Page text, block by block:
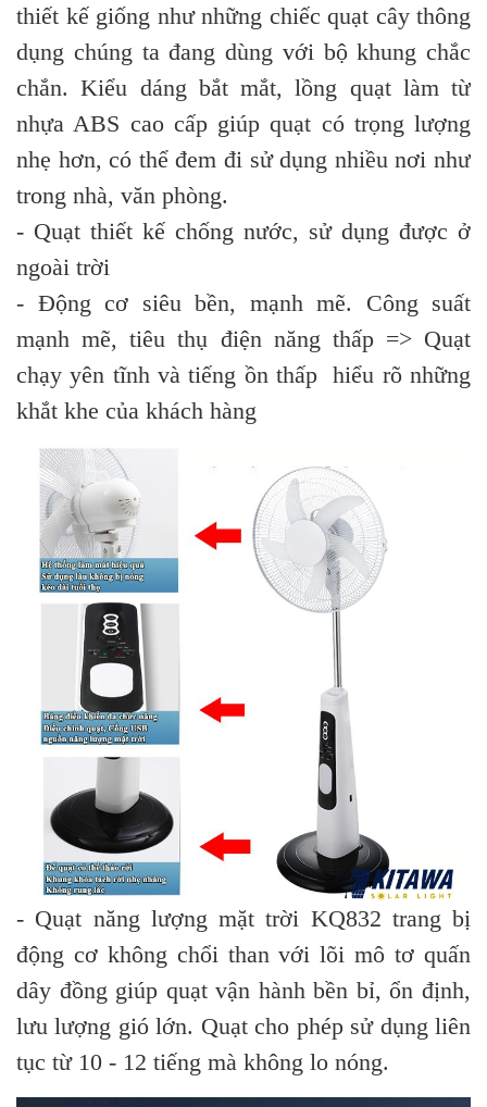
thiết kế giống như những chiếc quạt cây thông
dụng chúng ta đang dùng với bộ khung chắc
chắn. Kiểu dáng bắt mắt, lồng quạt làm từ
nhựa ABS cao cấp giúp quạt có trọng lượng
nhẹ hơn, có thể đem đi sử dụng nhiều nơi như
trong nhà, văn phòng.
- Quạt thiết kế chống nước, sử dụng được ở
ngoài trời
- Động cơ siêu bền, mạnh mẽ. Công suất
mạnh mẽ, tiêu thụ điện năng thấp => Quạt
chạy yên tĩnh và tiếng ồn thấp hiểu rõ những
khắt khe của khách hàng
- Quạt năng lượng mặt trời KQ832 trang bị
động cơ không chổi than với lõi mô tơ quấn
dây đồng giúp quạt vận hành bền bỉ, ổn định,
lưu lượng gió lớn. Quạt cho phép sử dụng liên
tục từ 10 - 12 tiếng mà không lo nóng.